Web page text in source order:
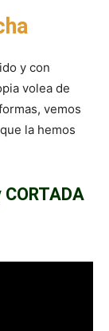
y con
volea de
vemos
la hemos